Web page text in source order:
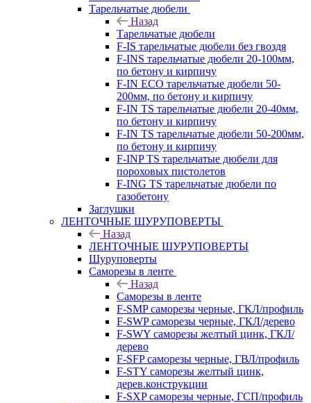
Тарельчатые дюбели
Назад
Тарельчатые дюбели
F-IS тарельчатые дюбели без гвоздя
F-INS тарельчатые дюбели 20-100мм,
по бетону и кирпичу
F-IN ECO тарельчатые дюбели 50-
200мм, по бетону и кирпичу
F-IN TS тарельчатые дюбели 20-40мм,
по бетону и кирпичу
F-IN TS тарельчатые дюбели 50-200мм,
по бетону и кирпичу
F-INP TS тарельчатые дюбели для
пороховых пистолетов
F-ING TS тарельчатые дюбели по
газобетону
Заглушки
ЛЕНТОЧНЫЕ ШУРУПОВЕРТЫ
Назад
ЛЕНТОЧНЫЕ ШУРУПОВЕРТЫ
Шуруповерты
Саморезы в ленте
Назад
Саморезы в ленте
F-SMP саморезы черные, ГКЛ/профиль
F-SWP саморезы черные, ГКЛ/дерево
F-SWY саморезы желтый цинк, ГКЛ/
дерево
F-SFP саморезы черные, ГВЛ/профиль
F-STY саморезы желтый цинк,
дерев.конструкции
F-SXP саморезы черные, ГСП/профиль